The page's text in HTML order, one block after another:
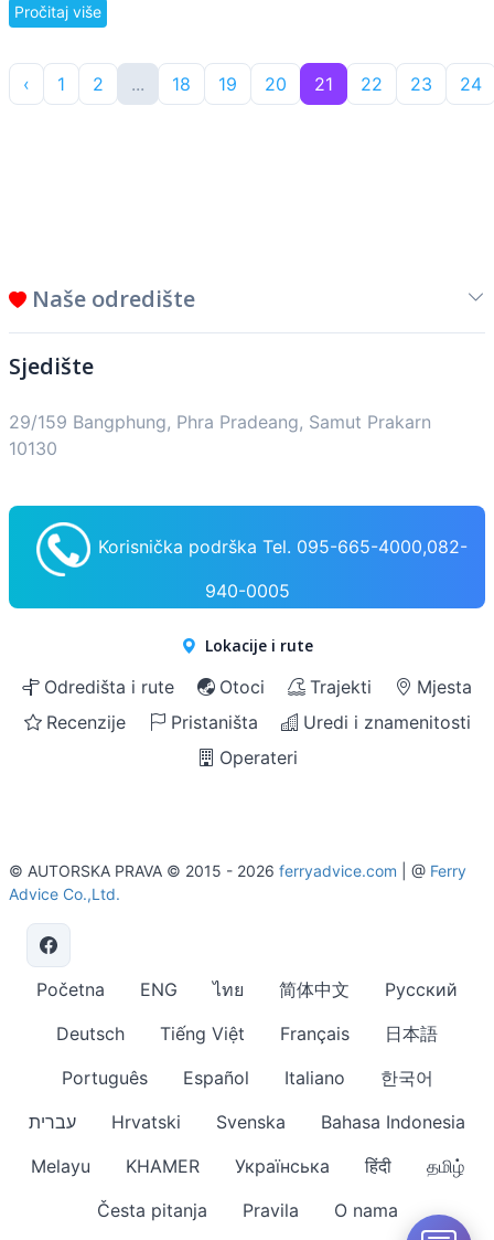
Pročitaj više
‹ 1 2 ... 18 19 20 21 22 23 24
Naše odredište
Sjedište
29/159 Bangphung, Phra Pradeang, Samut Prakarn
10130
Korisnička podrška Tel. 095-665-4000,082-
940-0005
Lokacije i rute
Odredišta i rute Otoci Trajekti
Mjesta
Recenzije
Pristaništa
Uredi i znamenitosti
Operateri
© AUTORSKA PRAVA © 2015 - 2026 ferryadvice.com | @ Ferry
Advice Co.,Ltd.
Početna ENG ไทย 简体中文
Русский
Deutsch
Tiếng Việt Français
日本語
Português
Español Italiano
한국어
עברית
Hrvatski Svenska
Bahasa Indonesia
Melayu
KHAMER Українська हिंदी
தமிழ்
Česta pitanja
Pravila O nama